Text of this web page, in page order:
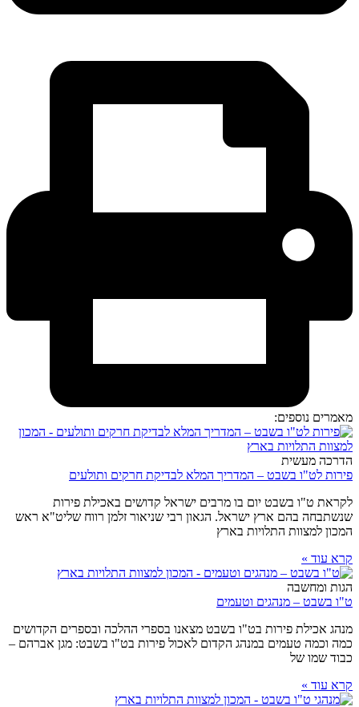
מאמרים נוספים:
הדרכה מעשית
פירות לט"ו בשבט – המדריך המלא לבדיקת חרקים ותולעים
לקראת ט"ו בשבט יום בו מרבים ישראל קדושים באכילת פירות
שנשתבחה בהם ארץ ישראל. הגאון רבי שניאור זלמן רווח שליט"א ראש
המכון למצוות התלויות בארץ
קרא עוד »
הגות ומחשבה
ט"ו בשבט – מנהגים וטעמים
מנהג אכילת פירות בט"ו בשבט מצאנו בספרי ההלכה ובספרים הקדושים
כמה וכמה טעמים במנהג הקדום לאכול פירות בט"ו בשבט: מגן אברהם –
כבוד שמו של
קרא עוד »